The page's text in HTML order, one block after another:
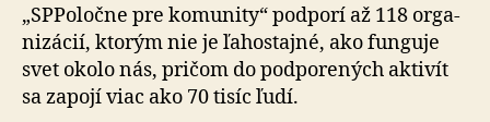
eur
na
podporu
komunít
„SPPoločne pre komunity“ podporí až 118 or­ga­
ni­zá­cií, ktorým nie je ľaho­stajné, ako funguje
svet okolo nás, pričom do pod­po­re­ných aktivít
sa zapojí viac ako 70 tisíc ľudí.